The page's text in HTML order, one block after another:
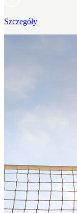
Szczegóły